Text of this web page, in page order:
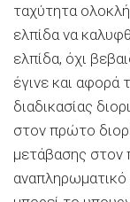
ταχύτητα
ελπίδα να
ελπίδα, όχι
έγινε και
διαδικασίας
στον πρώτο
μετάβασης στον
αναπληρωματικό